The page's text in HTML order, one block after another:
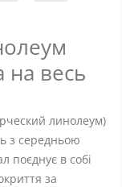
на весь
линолеум)
з середньою
поєднує в собі
за